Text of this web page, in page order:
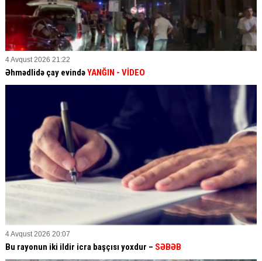
4 Avqust 2026 21:22
Əhmədlidə çay evindəYANĞIN - VİDEO
4 Avqust 2026 20:07
Bu rayonun iki ildir icra başçısı yoxdur – SƏBƏB